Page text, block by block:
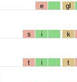
e gl
s i k
t i t